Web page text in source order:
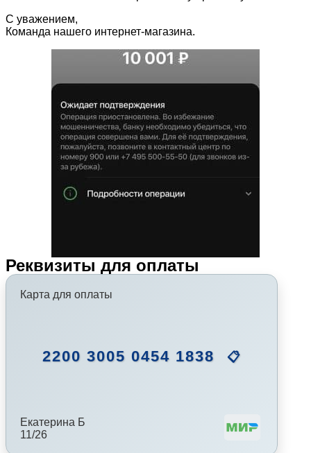
С уважением,
Команда нашего интернет-магазина.
Реквизиты для оплаты
Карта для оплаты
2200 3005 0454 1838 📋
Екатерина Б
11/26